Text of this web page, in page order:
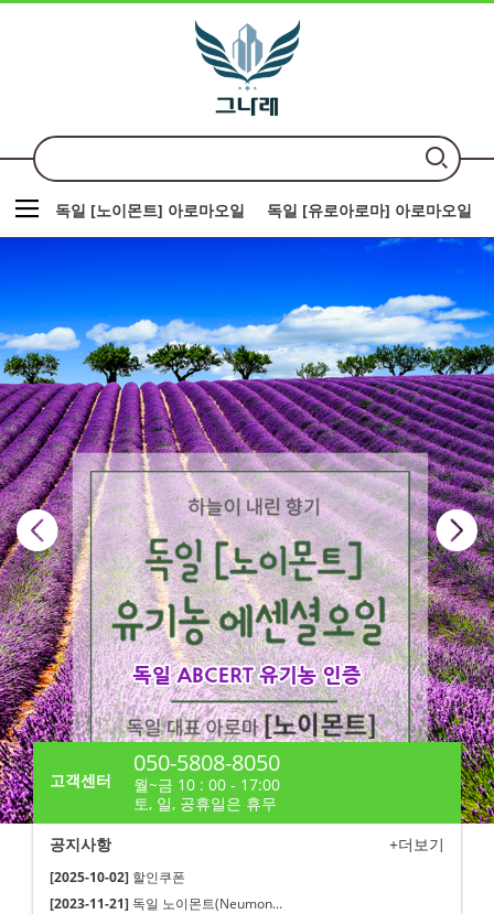
독일 [노이몬트] 아로마오일 독일 [유로아로마] 아로마오일
고객센터
050-5808-8050
월~금 10 : 00 - 17:00
토, 일, 공휴일은 휴무
공지사항
+더보기
[2025-10-02]할인쿠폰
[2023-11-21]독일 노이몬트(Neumon...